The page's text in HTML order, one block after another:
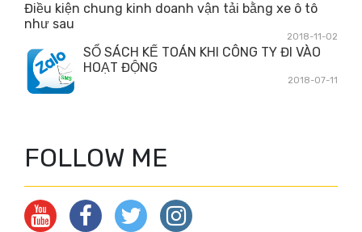
Điều kiện chung kinh doanh vận tải bằng xe ô tô
như sau
2018-11-02
SỔ SÁCH KẾ TOÁN KHI CÔNG TY ĐI VÀO
HOẠT ĐỘNG
2018-07-11
FOLLOW ME